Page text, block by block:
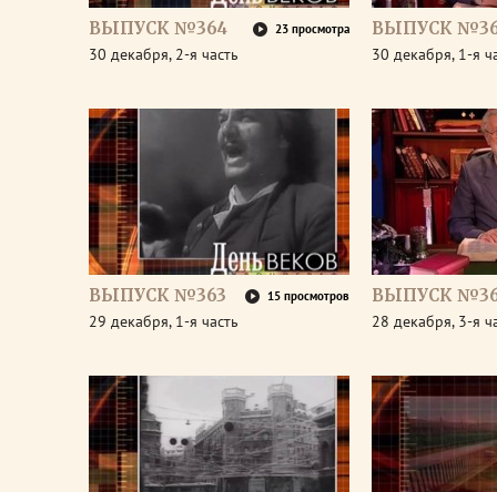
ВЫПУСК №364 23 просмотра
30 декабря, 2-я часть
ВЫПУСК
30 декабря, 1-я
ВЫПУСК №363 15 просмотров
29 декабря, 1-я часть
ВЫПУСК
28 декабря, 3-я